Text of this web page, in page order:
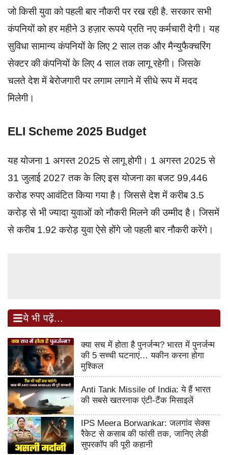
जो किसी युवा को पहली बार नौकरी पर रख रही है. सरकार सभी
कंपनियों को हर महीने 3 हज़ार रूपये प्रति नए कर्मचारी देगी। यह
सुविधा सामान्य कंपनियों के लिए 2 साल तक और मैन्युफैक्चरिंग
सेक्टर की कंपनियों के लिए 4 साल तक लागू रहेगी। जिसके
चलते देश में बेरोजगारी पर लगाम लगाने में सीधे रूप में मदद
मिलेगी।
ELI Scheme 2025 Budget
यह योजना 1 अगस्त 2025 से लागू होगी। 1 अगस्त 2025 से
31 जुलाई 2027 तक के लिए इस योजना का बजट 99,446
करोड रुपए आवंटित किया गया है। जिससे देश में करीब 3.5
करोड़ से भी ज्यादा युवाओं को नौकरी मिलने की उम्मीद है। जिसमें
से करीब 1.92 करोड़ युवा ऐसे होंगे जो पहली बार नौकरी करेंगे।
ये भी पढ़ें...
क्या सच में होता है पुनर्जन्म? भारत में पुनर्जन्म
की 5 सच्ची घटनाएं… यकीन करना होगा
मुश्किल
Anti Tank Missile of India: ये हैं भारत
की सबसे खतरनाक एंटी-टैंक मिसाइलें
IPS Meera Borwankar: जलगांव सेक्स
रैकेट से कसाब की फांसी तक, जानिए लेडी
सुपरकॉप की पूरी कहानी